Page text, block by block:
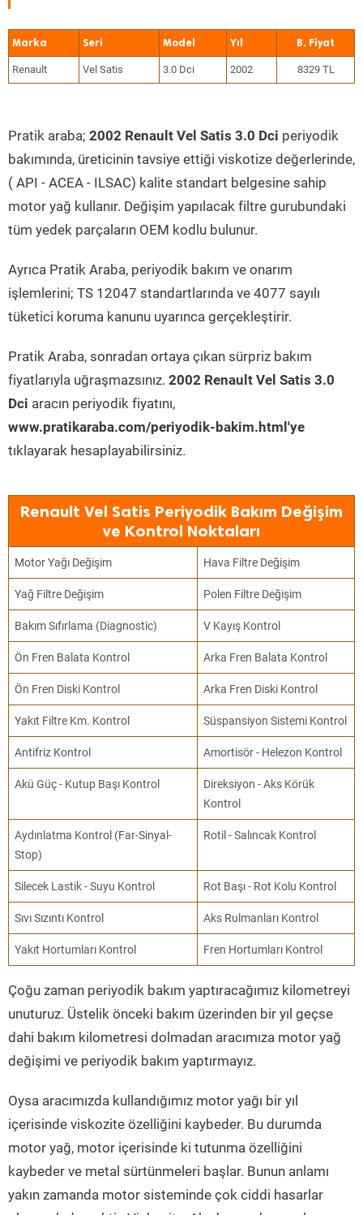
Marka Seri Model Yıl
Renault Vel Satis 3.0 Dci 2002 8329 TL
Pratik araba; 2002 Renault Vel Satis 3.0 Dci periyodik
bakımında, üreticinin tavsiye ettiği viskotize değerlerinde,
( API - ACEA - ILSAC) kalite standart belgesine sahip
motor yağ kullanır. Değişim yapılacak filtre gurubundaki
tüm yedek parçaların OEM kodlu bulunur.
Ayrıca Pratik Araba, periyodik bakım ve onarım
işlemlerini; TS 12047 standartlarında ve 4077 sayılı
tüketici koruma kanunu uyarınca gerçekleştirir.
Pratik Araba, sonradan ortaya çıkan sürpriz bakım
fiyatlarıyla uğraşmazsınız. 2002 Renault Vel Satis 3.0
Dci aracın periyodik fiyatını,
www.pratikaraba.com/periyodik-bakim.html'ye
tıklayarak hesaplayabilirsiniz.
Renault Vel Satis Periyodik Bakım Değişim
ve Kontrol Noktaları
Motor Yağı Değişim Hava Filtre Değişim
Yağ Filtre Değişim Polen Filtre Değişim
Bakım Sıfırlama (Diagnostic) V Kayış Kontrol
Ön Fren Balata Kontrol Arka Fren Balata Kontrol
Ön Fren Diski Kontrol Arka Fren Diski Kontrol
Yakıt Filtre Km. Kontrol Süspansiyon Sistemi Kontrol
Antifriz Kontrol Amortisör - Helezon Kontrol
Akü Güç - Kutup Başı Kontrol
Direksiyon - Aks Körük
Kontrol
Aydınlatma Kontrol (Far-Sinyal-
Stop)
Rotil - Salıncak Kontrol
Silecek Lastik - Suyu Kontrol Rot Başı - Rot Kolu Kontrol
Sıvı Sızıntı Kontrol Aks Rulmanları Kontrol
Yakıt Hortumları Kontrol Fren Hortumları Kontrol
Çoğu zaman periyodik bakım yaptıracağımız kilometreyi
unuturuz. Üstelik önceki bakım üzerinden bir yıl geçse
dahi bakım kilometresi dolmadan aracımıza motor yağ
değişimi ve periyodik bakım yaptırmayız.
Oysa aracımızda kullandığımız motor yağı bir yıl
içerisinde viskozite özelliğini kaybeder. Bu durumda
motor yağ, motor içerisinde ki tutunma özelliğini
kaybeder ve metal sürtünmeleri başlar. Bunun anlamı
yakın zamanda motor sisteminde çok ciddi hasarlar